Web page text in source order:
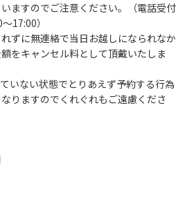
後3時になりましたら管理棟にて手
午後5時過ぎにお越しの方は、翌朝
。
下ろし時以外は、駐車場にとめてく
午前10時まで（日帰り使用の場合は
ェックインの手続きを行っていない
合は、必ず手続きを行ってくださ
ミステーションに出してください。
します。
ますのでご注意ください。（電話受付
17:00）
ずに無連絡で当日お越しになられなか
をキャンセル料として頂戴いたしま
いない状態でとりあえず予約する行為
りますのでくれぐれもご遠慮くださ